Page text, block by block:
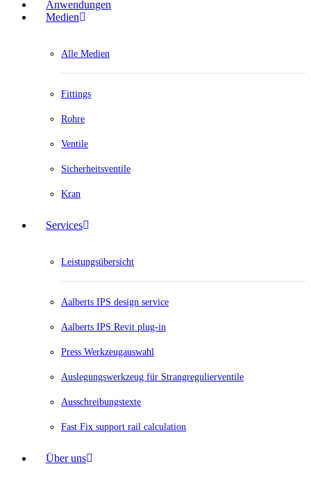
Anwendungen
Medien
Alle Medien
Fittings
Rohre
Ventile
Sicherheitsventile
Kran
Services
Leistungsübersicht
Aalberts IPS design service
Aalberts IPS Revit plug-in
Press Werkzeugauswahl
Auslegungswerkzeug für Strangregulierventile
Ausschreibungstexte
Fast Fix support rail calculation
Über uns